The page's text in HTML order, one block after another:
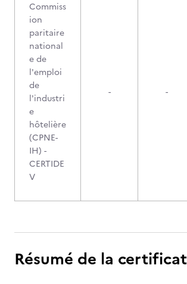
Commiss
ion
paritaire
national
e de
l'emploi
de
l'industri
e
hôtelière
(CPNE-
IH) -
CERTIDE
V
- -
Résumé de la